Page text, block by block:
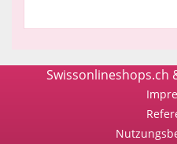
Swissonlineshops.ch